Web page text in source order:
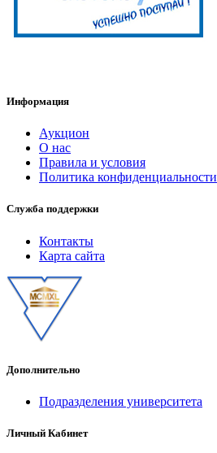
Информация
Аукцион
О нас
Правила и условия
Политика конфиденциальности
Служба поддержки
Контакты
Карта сайта
Дополнительно
Подразделения университета
Личный Кабинет